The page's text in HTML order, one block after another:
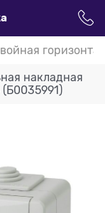
накладная